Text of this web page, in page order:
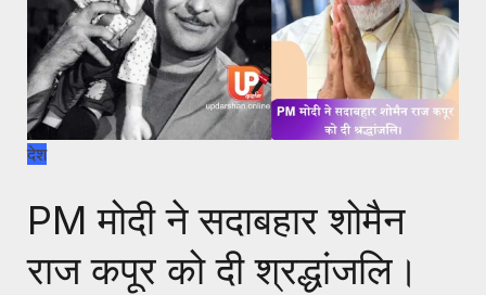
देश
PM मोदी ने सदाबहार शोमैन
राज कपूर को दी श्रद्धांजलि।